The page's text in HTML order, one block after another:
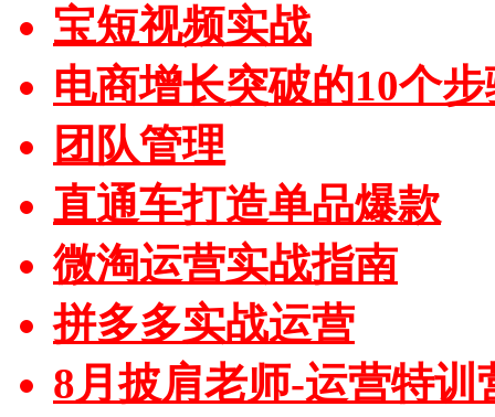
宝短视频实战
电商增长突破的10个
团队管理
直通车打造单品爆款
微淘运营实战指南
拼多多实战运营
8月披肩老师-运营特训